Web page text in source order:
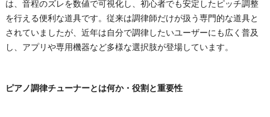
は、音程のズレを数値で可視化し、初心者でも安定したピッチ調整
を行える便利な道具です。従来は調律師だけが扱う専門的な道具と
されていましたが、近年は自分で調律したいユーザーにも広く普及
し、アプリや専用機器など多様な選択肢が登場しています。
ピアノ調律チューナーとは何か・役割と重要性